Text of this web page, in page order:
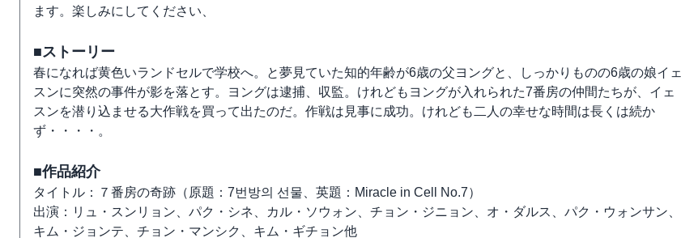
ます。楽しみにしてください、
■ストーリー
春になれば黄色いランドセルで学校へ。と夢見ていた知的年齢が6歳の父ヨングと、しっかりものの6歳の娘イェ
スンに突然の事件が影を落とす。ヨングは逮捕、収監。けれどもヨングが入れられた7番房の仲間たちが、イェ
スンを潜り込ませる大作戦を買って出たのだ。作戦は見事に成功。けれども二人の幸せな時間は長くは続か
ず・・・・。
■作品紹介
タイトル：７番房の奇跡（原題：7번방의 선물、英題：Miracle in Cell No.7）
出演：リュ・スンリョン、パク・シネ、カル・ソウォン、チョン・ジニョン、オ・ダルス、パク・ウォンサン、
キム・ジョンテ、チョン・マンシク、キム・ギチョン他